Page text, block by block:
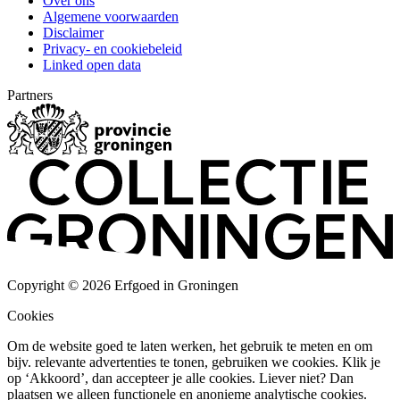
Algemene voorwaarden
Disclaimer
Privacy- en cookiebeleid
Linked open data
Partners
Copyright © 2026 Erfgoed in Groningen
Cookies
Om de website goed te laten werken, het gebruik te meten en om
bijv. relevante advertenties te tonen, gebruiken we cookies. Klik je
op ‘Akkoord’, dan accepteer je alle cookies. Liever niet? Dan
plaatsen we alleen functionele en anonieme analytische cookies.